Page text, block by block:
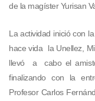
de la magíster Yurisan
La actividad inició con
hace vida la Unellez,
llevó a cabo el
finalizando con la
Profesor Carlos